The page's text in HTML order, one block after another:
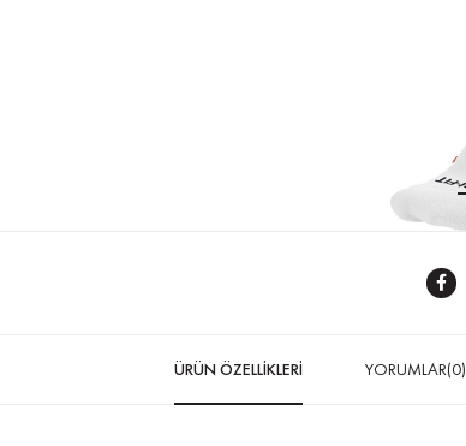
ÜRÜN ÖZELLIKLERI YORUMLAR(0)